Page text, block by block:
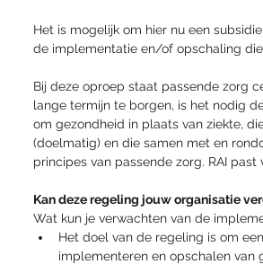
Het is mogelijk om hier nu een
de implementatie en/of opschaling
Bij deze oproep staat passende zorg
lange termijn te borgen, is het nodig
om gezondheid in plaats van ziekte,
(doelmatig) en die samen met en
principes van passende zorg. RAI
Kan deze regeling jouw organisatie
Wat kun je verwachten van de
Het doel van de regeling is om
implementeren en opschalen van